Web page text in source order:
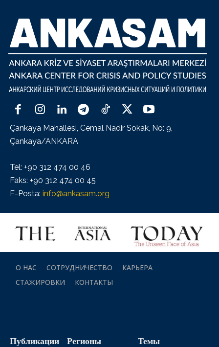
Çankaya Mahallesi, Cemal Nadir Sokak, No: 9,
Çankaya/ANKARA
Tel: +90 312 474 00 46
Faks: +90 312 474 00 45
E-Posta: info@ankasam.org
О НАС СОТРУДНИЧЕСТВО
КАРЬЕРА
СТАЖИРОВКИ
КОНТАКТЫ
Публикации Регионы Темы